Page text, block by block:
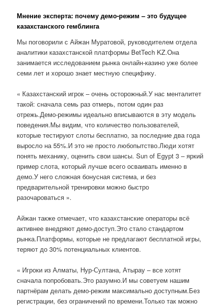
Мнение эксперта: почему демо-режим – это будущее
казахстанского гемблинга
Мы поговорили с Айжан Муратовой, руководителем отдела
аналитики казахстанской платформы BetTech KZ.Она
занимается исследованием рынка онлайн-казино уже более
семи лет и хорошо знает местную специфику.
« Казахстанский игрок – очень осторожный.У нас менталитет
такой: сначала семь раз отмерь, потом один раз
отрежь.Демо-режимы идеально вписываются в эту модель
поведения.Мы видим, что количество пользователей,
которые тестируют слоты бесплатно, за последние два года
выросло на 55%.И это не просто любопытство.Люди хотят
понять механику, оценить свои шансы. Sun of Egypt 3 – яркий
пример слота, который лучше всего осваивать именно в
демо.У него сложная бонусная система, и без
предварительной тренировки можно быстро
разочароваться ».
Айжан также отмечает, что казахстанские операторы всё
активнее внедряют демо-доступ.Это стало стандартом
рынка.Платформы, которые не предлагают бесплатной игры,
теряют до 30% потенциальных клиентов.
« Игроки из Алматы, Нур-Султана, Атырау – все хотят
сначала попробовать.Это разумно.И мы советуем нашим
партнёрам делать демо-режим максимально доступным.Без
регистрации, без ограничений по времени.Только так можно